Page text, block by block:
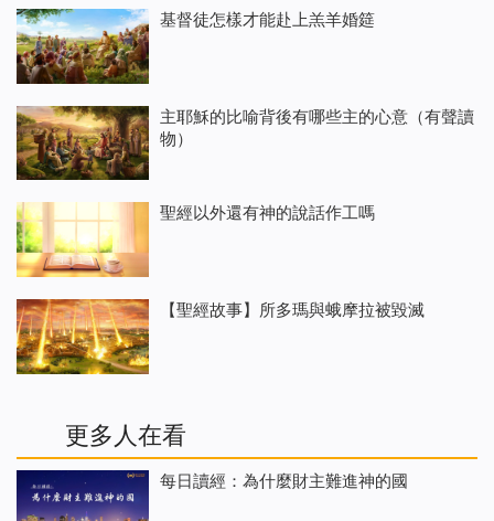
基督徒怎樣才能赴上羔羊婚筵
主耶穌的比喻背後有哪些主的心意（有聲讀
物）
聖經以外還有神的說話作工嗎
【聖經故事】所多瑪與蛾摩拉被毀滅
更多人在看
每日讀經：為什麼財主難進神的國